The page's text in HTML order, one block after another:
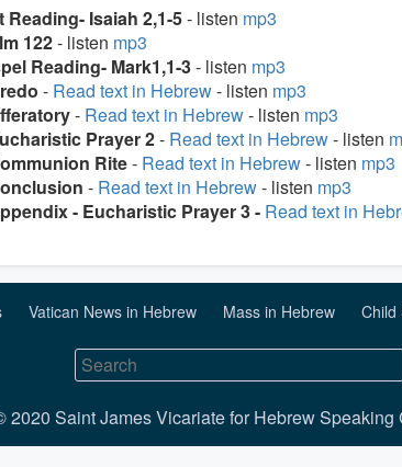
Reading- Isaiah 2,1-5- listen mp3
122- listen mp3
Reading- Mark1,1-3- listen mp3
- Read text in Hebrew- listen mp3
- Read text in Hebrew- listen mp3
Prayer 2- Read text in Hebrew- listen
Rite- Read text in Hebrew- listen mp3
- Read text in Hebrew- listen mp3
- Eucharistic Prayer 3 - Read text in
Vatican News in Hebrew Mass in Hebrew Child
2020 Saint James Vicariate for Hebrew Speaking